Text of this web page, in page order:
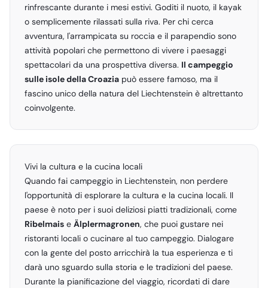
rinfrescante durante i mesi estivi. Goditi il nuoto, il kayak
o semplicemente rilassati sulla riva. Per chi cerca
avventura, l'arrampicata su roccia e il parapendio sono
attività popolari che permettono di vivere i paesaggi
spettacolari da una prospettiva diversa. Il campeggio
sulle isole della Croazia può essere famoso, ma il
fascino unico della natura del Liechtenstein è altrettanto
coinvolgente.
Vivi la cultura e la cucina locali
Quando fai campeggio in Liechtenstein, non perdere
l'opportunità di esplorare la cultura e la cucina locali. Il
paese è noto per i suoi deliziosi piatti tradizionali, come
Ribelmais e Älplermagronen, che puoi gustare nei
ristoranti locali o cucinare al tuo campeggio. Dialogare
con la gente del posto arricchirà la tua esperienza e ti
darà uno sguardo sulla storia e le tradizioni del paese.
Durante la pianificazione del viaggio, ricordati di dare